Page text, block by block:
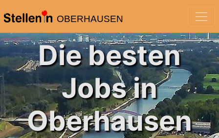
OBERHAUSEN
Die besten
Jobs in
Oberhausen